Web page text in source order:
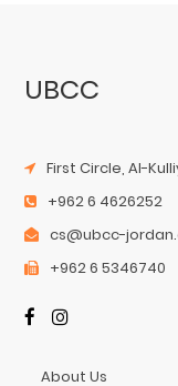
UBCC
First Circle, Al-
+962 6 4626252
cs@ubcc-
+962 6 5346740
About Us